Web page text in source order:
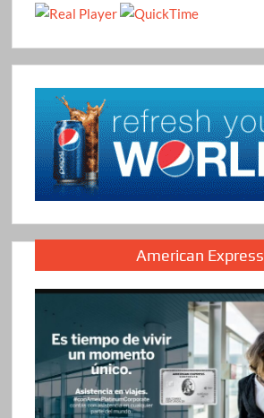
American Express